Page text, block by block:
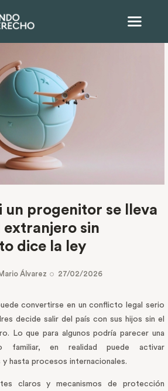
un progenitor se lleva
extranjero sin
dice la ley
Álvarez 27/02/2026
convertirse en un conflicto legal serio
decide salir del país con sus hijos sin el
Lo que para algunos podría parecer una
familiar, en realidad puede activar
y hasta procesos internacionales.
claros y mecanismos de protección